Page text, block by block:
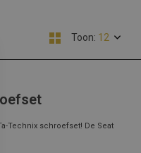
Toon:
Technix schroefset! De Seat